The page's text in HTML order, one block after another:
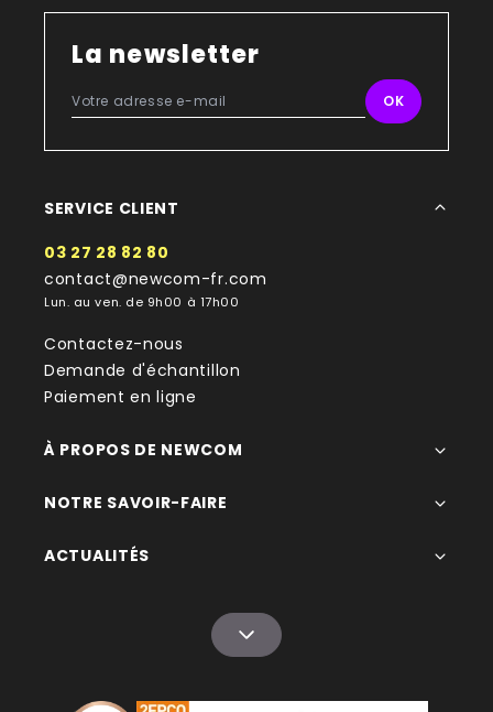
La newsletter
SERVICE CLIENT
03 27 28 82 80
contact@newcom-fr.com
Lun. au ven. de 9h00 à 17h00
Contactez-nous
Demande d'échantillon
Paiement en ligne
À PROPOS DE NEWCOM
NOTRE SAVOIR-FAIRE
ACTUALITÉS